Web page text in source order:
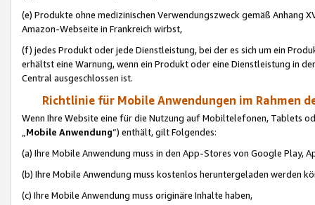
(e) Produkte ohne medizinischen Verwendungszweck gemäß Anhang
Amazon-Webseite in Frankreich wirbst,
(f) jedes Produkt oder jede Dienstleistung, bei der es sich um ein
erhältst eine Warnung, wenn ein Produkt oder eine Dienstleistung in
Central ausgeschlossen ist.
Richtlinie für Mobile Anwendungen im Rahmen
Wenn Ihre Website eine für die Nutzung auf Mobiltelefonen, Tablets
„Mobile Anwendung“) enthält, gilt Folgendes:
(a) Ihre Mobile Anwendung muss in den App-Stores von Google Play,
(b) Ihre Mobile Anwendung muss kostenlos heruntergeladen werden
(c) Ihre Mobile Anwendung muss originäre Inhalte haben,